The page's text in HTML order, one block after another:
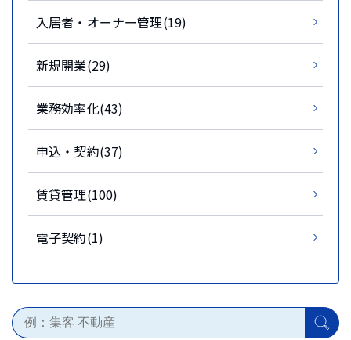
入居者・オーナー管理(19)
新規開業(29)
業務効率化(43)
申込・契約(37)
賃貸管理(100)
電子契約(1)